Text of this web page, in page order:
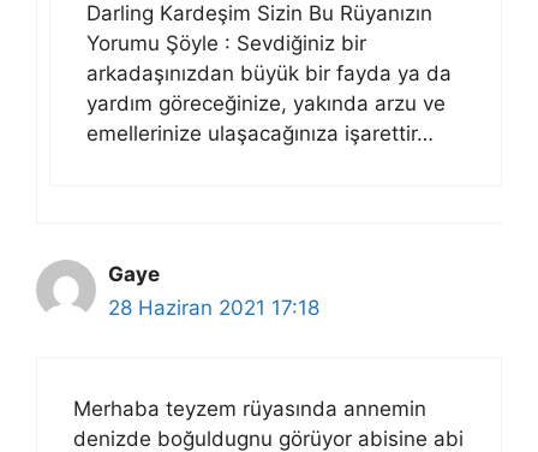
Darling Kardeşim Sizin Bu Rüyanızın
Yorumu Şöyle : Sevdiğiniz bir
arkadaşınızdan büyük bir fayda ya da
yardım göreceğinize, yakında arzu ve
emellerinize ulaşacağınıza işarettir…
Gaye
28 Haziran 2021 17:18
Merhaba teyzem rüyasında annemin
denizde boğuldugnu görüyor abisine abi